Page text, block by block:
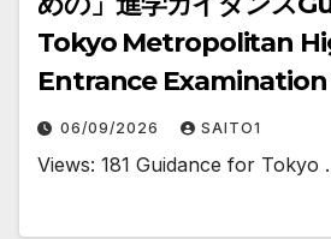
Tokyo Metropolitan
Entrance
Residents and Children Whose
Native Language Is
06/09/2026 SAITO1
Views: 181 Guidance for Tokyo